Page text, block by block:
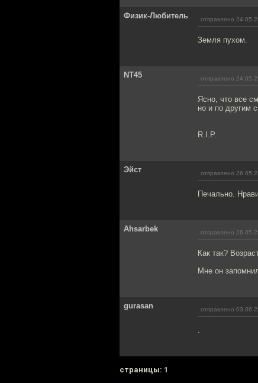
Физик-Любитель отправлено
Земля пухом.
NT45 отправлено
Ясно, что все
но и по другим
R.I.P.
Эйст отправлено
Печально.
Ahsarbek отправлено
Как так?
Мне он
gurasan отправлено
.
cтраницы: 1